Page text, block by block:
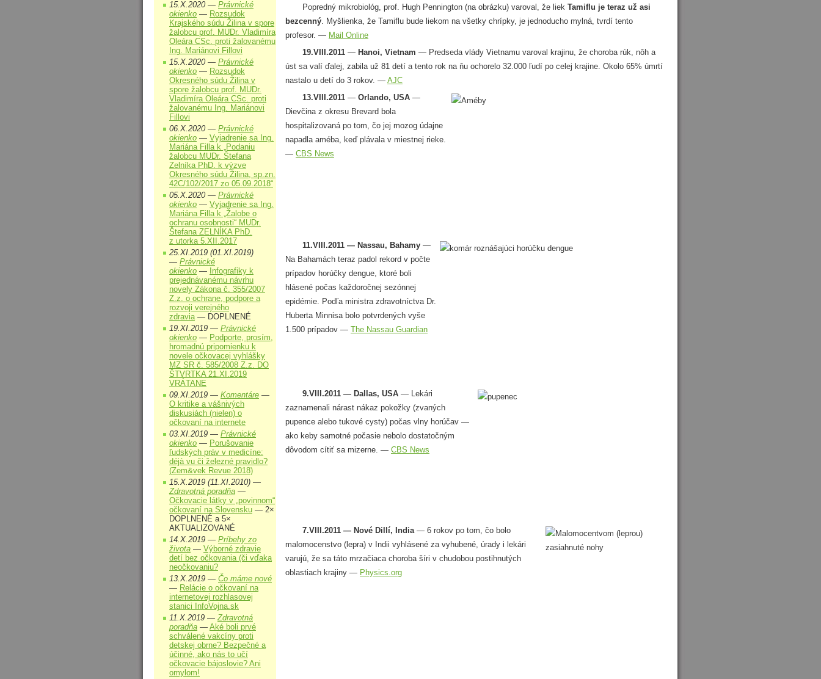
Popredný mikrobiológ, prof. Hugh Pennington (na obrázku) varoval, že liek Tamiflu je teraz už asi
bezcenný . Myšlienka, že Tamiflu bude liekom na všetky chrípky, je jednoducho mylná, tvrdí tento
profesor. — Mail Online
19.VIII.2011 — Hanoi, Vietnam — Predseda vlády Vietnamu varoval krajinu, že choroba rúk, nôh a
úst sa valí ďalej, zabila už 81 detí a tento rok na ňu ochorelo 32.000 ľudí po celej krajine. Okolo 65% úmrtí
nastalo u detí do 3 rokov. — AJC
13.VIII.2011 — Orlando, USA —
Dievčina z okresu Brevard bola
hospitalizovaná po tom, čo jej mozog údajne
napadla améba, keď plávala v miestnej rieke.
— CBS News
11.VIII.2011 — Nassau, Bahamy —
Na Bahamách teraz padol rekord v počte
prípadov horúčky dengue, ktoré boli
hlásené počas každoročnej sezónnej
epidémie. Podľa ministra zdravotníctva Dr.
Huberta Minnisa bolo potvrdených vyše
1.500 prípadov — The Nassau Guardian
9.VIII.2011 — Dallas, USA — Lekári
zaznamenali nárast nákaz pokožky (zvaných
pupence alebo tukové cysty) počas vlny horúčav —
ako keby samotné počasie nebolo dostatočným
dôvodom cítiť sa mizerne. — CBS News
7.VIII.2011 — Nové Dillí, India — 6 rokov po tom, čo bolo
malomocenstvo (lepra) v Indii vyhlásené za vyhubené, úrady i lekári
varujú, že sa táto mrzačiaca choroba šíri v chudobou postihnutých
oblastiach krajiny — Physics.org
15.X.2020 — Právnické
okienko — Rozsudok
Krajského súdu Žilina v spore
žalobcu prof. MUDr. Vladimíra
Oleára CSc. proti žalovanému
Ing. Mariánovi Fillovi
15.X.2020 — Právnické
okienko — Rozsudok
Okresného súdu Žilina v
spore žalobcu prof. MUDr.
Vladimíra Oleára CSc. proti
žalovanému Ing. Mariánovi
Fillovi
06.X.2020 — Právnické
okienko — Vyjadrenie sa Ing.
Mariána Filla k „Podaniu
žalobcu MUDr. Štefana
Zelníka PhD. k výzve
Okresného súdu Žilina, sp.zn.
42C/102/2017 zo 05.09.2018“
05.X.2020 — Právnické
okienko — Vyjadrenie sa Ing.
Mariána Filla k „Žalobe o
ochranu osobnosti“ MUDr.
Štefana ZELNÍKA PhD.
z utorka 5.XII.2017
25.XI.2019 (01.XI.2019)
— Právnické
okienko — Infografiky k
prejednávanému návrhu
novely Zákona č. 355/2007
Z.z. o ochrane, podpore a
rozvoji verejného
zdravia— DOPLNENÉ
19.XI.2019 — Právnické
okienko — Podporte, prosím,
hromadnú pripomienku k
novele očkovacej vyhlášky
MZ SR č. 585/2008 Z.z. DO
ŠTVRTKA 21.XI.2019
VRÁTANE
09.XI.2019 — Komentáre —
O kritike a vášnivých
diskusiách (nielen) o
očkovaní na internete
03.XI.2019 — Právnické
okienko — Porušovanie
ľudských práv v medicíne:
déjà vu či železné pravidlo?
(Zem&vek Revue 2018)
15.X.2019 (11.XI.2010) —
Zdravotná poradňa —
Očkovacie látky v „povinnom“
očkovaní na Slovensku — 2×
DOPLNENÉ a 5×
AKTUALIZOVANÉ
14.X.2019 — Príbehy zo
života — Výborné zdravie
detí bez očkovania (či vďaka
neočkovaniu?
13.X.2019 — Čo máme nové
— Relácie o očkovaní na
internetovej rozhlasovej
stanici InfoVojna.sk
11.X.2019 —Zdravotná
poradňa — Aké boli prvé
schválené vakcíny proti
detskej obrne? Bezpečné a
účinné, ako nás to učí
očkovacie bájoslovie? Ani
omylom!